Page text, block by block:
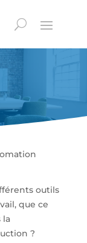
outils
que ce
la
?